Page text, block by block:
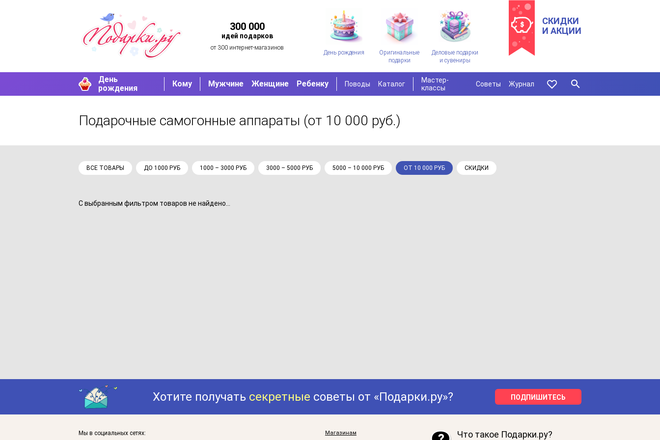
300 000
идей подарков
от 300 интернет-магазинов
День рождения
Оригинальные
подарки
Деловые подарки
и сувениры
СКИДКИ
И АКЦИИ
День
рождения
Кому Мужчине Женщине Ребенку Поводы Каталог
Мастер-
классы
Советы Журнал
Подарочные самогонные аппараты (от 10 000 руб.)
ВСЕ ТОВАРЫ ДО 1000 РУБ 1000 – 3000 РУБ 3000 – 5000 РУБ 5000 – 10 000 РУБ ОТ 10 000 РУБ СКИДКИ
С выбранным фильтром товаров не найдено...
Хотите получать секретные советы от «Подарки.ру»? ПОДПИШИТЕСЬ
Мы в социальных сетях: Магазинам Что такое Подарки.ру?